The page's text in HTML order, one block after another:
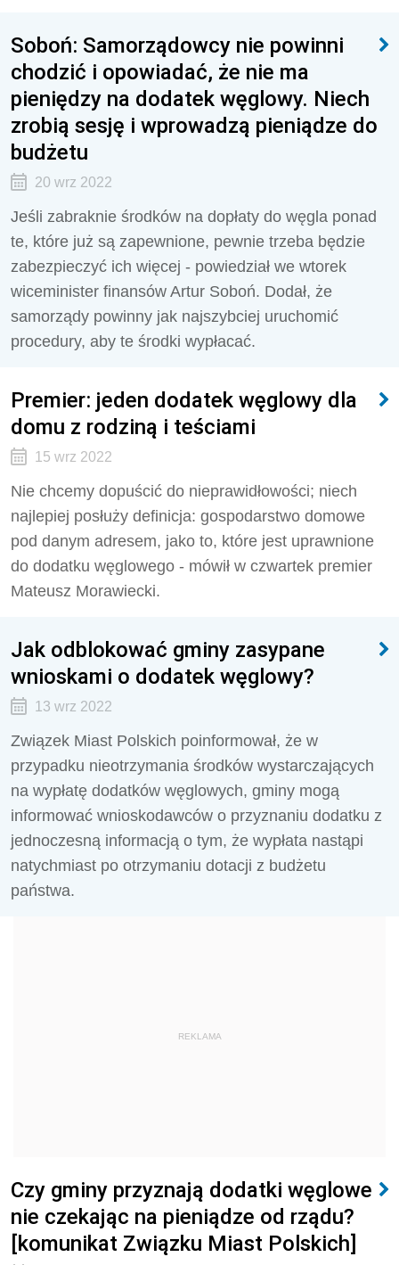
Soboń: Samorządowcy nie powinni
chodzić i opowiadać, że nie ma
pieniędzy na dodatek węglowy. Niech
zrobią sesję i wprowadzą pieniądze do
budżetu
20 wrz 2022
Jeśli zabraknie środków na dopłaty do węgla ponad
te, które już są zapewnione, pewnie trzeba będzie
zabezpieczyć ich więcej - powiedział we wtorek
wiceminister finansów Artur Soboń. Dodał, że
samorządy powinny jak najszybciej uruchomić
procedury, aby te środki wypłacać.
Premier: jeden dodatek węglowy dla
domu z rodziną i teściami
15 wrz 2022
Nie chcemy dopuścić do nieprawidłowości; niech
najlepiej posłuży definicja: gospodarstwo domowe
pod danym adresem, jako to, które jest uprawnione
do dodatku węglowego - mówił w czwartek premier
Mateusz Morawiecki.
Jak odblokować gminy zasypane
wnioskami o dodatek węglowy?
13 wrz 2022
Związek Miast Polskich poinformował, że w
przypadku nieotrzymania środków wystarczających
na wypłatę dodatków węglowych, gminy mogą
informować wnioskodawców o przyznaniu dodatku z
jednoczesną informacją o tym, że wypłata nastąpi
natychmiast po otrzymaniu dotacji z budżetu
państwa.
REKLAMA
Czy gminy przyznają dodatki węglowe
nie czekając na pieniądze od rządu?
[komunikat Związku Miast Polskich]